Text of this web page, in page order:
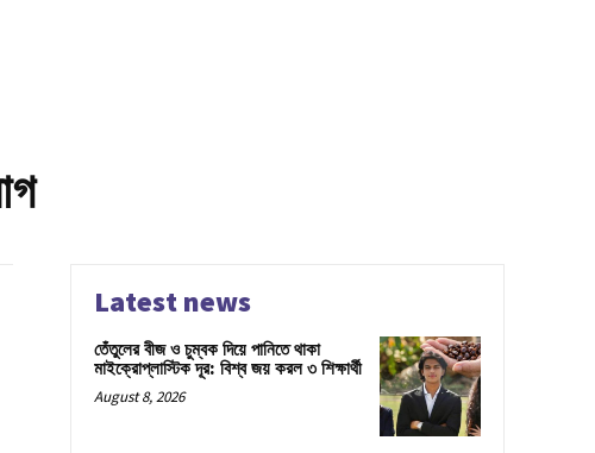
Latest news
তেঁতুলের বীজ ও চুম্বক দিয়ে পানিতে থাকা
মাইক্রোপ্লাস্টিক দূর: বিশ্ব জয় করল ৩ শিক্ষার্থী
August 8, 2026